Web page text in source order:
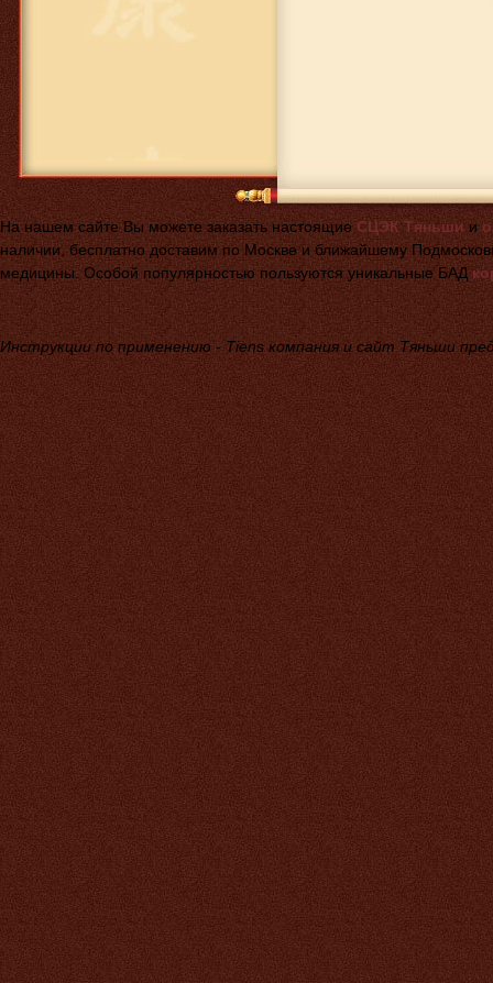
На нашем сайте Вы можете заказать настоящие СЦЭК Тяньши и
наличии, бесплатно доставим по Москве и ближайшему
медицины. Особой популярностью пользуются уникальные БАД
Инструкции по применению - Tiens компания и сайт Тяньши